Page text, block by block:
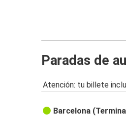
Paradas de
Atención: tu billete
Barcelona